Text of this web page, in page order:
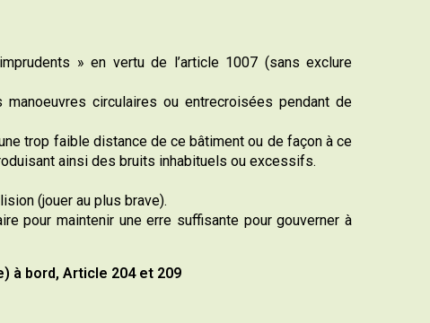
» en vertu de l’article 1007 (sans exclure
circulaires ou entrecroisées pendant de
trop faible distance de ce bâtiment ou de façon à ce
ainsi des bruits inhabituels ou excessifs.
(jouer au plus brave).
pour maintenir une erre suffisante pour gouverner à
à bord, Article 204 et 209